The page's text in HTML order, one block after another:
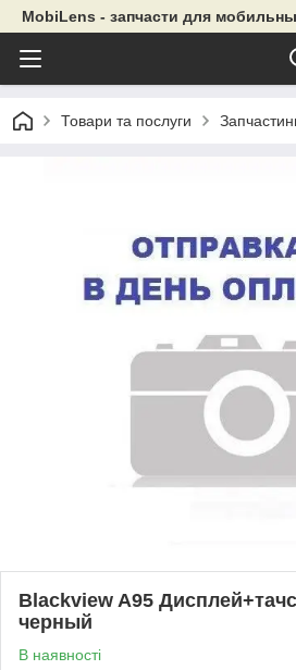
MobiLens - запчасти для
Товари та послуги
Blackview A95
черный
В наявності